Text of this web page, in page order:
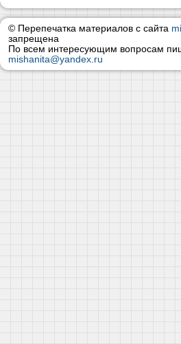
© Перепечатка материалов с сайта
запрещена
По всем интересующим вопросам
mishanita@yandex.ru